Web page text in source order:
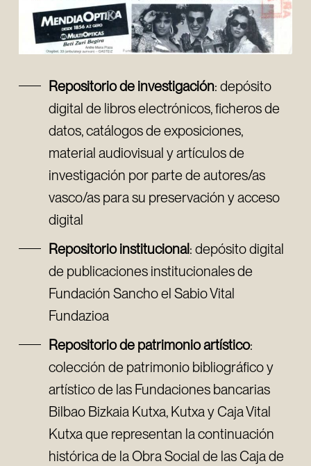
Repositorio de investigación: depósito
digital de libros electrónicos, ficheros de
datos, catálogos de exposiciones,
material audiovisual y artículos de
investigación por parte de autores/as
vasco/as para su preservación y acceso
digital
Repositorio institucional: depósito digital
de publicaciones institucionales de
Fundación Sancho el Sabio Vital
Fundazioa
Repositorio de patrimonio artístico:
colección de patrimonio bibliográfico y
artístico de las Fundaciones bancarias
Bilbao Bizkaia Kutxa, Kutxa y Caja Vital
Kutxa que representan la continuación
histórica de la Obra Social de las Caja de